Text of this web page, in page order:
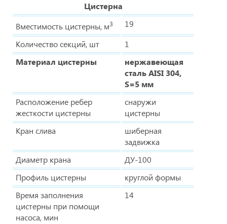
Цистерна
Вместимость цистерны, м3
19
Количество секций, шт
1
Материал цистерны
нержавеющая
сталь AISI 304,
S=5 мм
Расположение ребер
жесткости цистерны
снаружи
цистерны
Кран слива
шиберная
задвижка
Диаметр крана
ДУ-100
Профиль цистерны
круглой формы
Время заполнения
цистерны при помощи
насоса, мин
14